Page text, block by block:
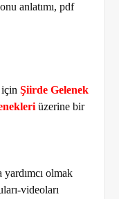
anlatımı, pdf
içinŞiirde Gelenek
üzerine bir
olmak
videoları